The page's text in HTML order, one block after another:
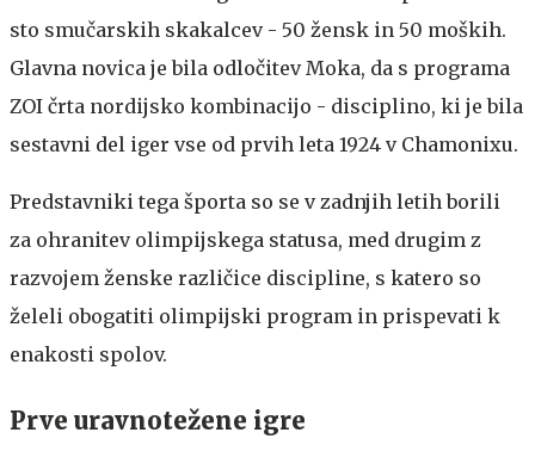
sto smučarskih skakalcev - 50 žensk in 50 moških.
Glavna novica je bila odločitev Moka, da s programa
ZOI črta nordijsko kombinacijo - disciplino, ki je bila
sestavni del iger vse od prvih leta 1924 v Chamonixu.
Predstavniki tega športa so se v zadnjih letih borili
za ohranitev olimpijskega statusa, med drugim z
razvojem ženske različice discipline, s katero so
želeli obogatiti olimpijski program in prispevati k
enakosti spolov.
Prve uravnotežene igre